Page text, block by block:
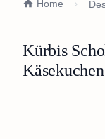
Home
Kürbis